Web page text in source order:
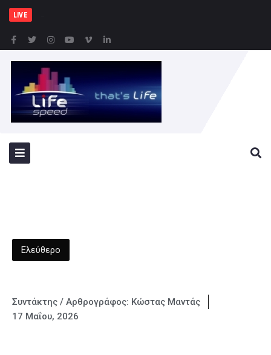
LIVE
Ελεύθερο
Συντάκτης / Αρθρογράφος: Κώστας Μαντάς
17 Μαΐου, 2026